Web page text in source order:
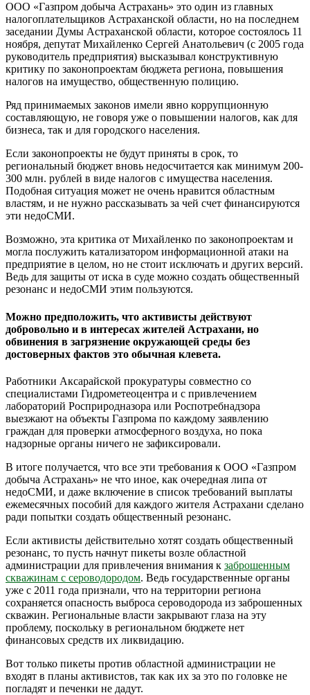
ООО «Газпром добыча Астрахань» это один из главных
налогоплательщиков Астраханской области, но на последнем
заседании Думы Астраханской области, которое состоялось 11
ноября, депутат Михайленко Сергей Анатольевич (с 2005 года
руководитель предприятия) высказывал конструктивную
критику по законопроектам бюджета региона, повышения
налогов на имущество, общественную полицию.
Ряд принимаемых законов имели явно коррупционную
составляющую, не говоря уже о повышении налогов, как для
бизнеса, так и для городского населения.
Если законопроекты не будут приняты в срок, то
региональный бюджет вновь недосчитается как минимум 200-
300 млн. рублей в виде налогов с имущества населения.
Подобная ситуация может не очень нравится областным
властям, и не нужно рассказывать за чей счет финансируются
эти недоСМИ.
Возможно, эта критика от Михайленко по законопроектам и
могла послужить катализатором информационной атаки на
предприятие в целом, но не стоит исключать и других версий.
Ведь для защиты от иска в суде можно создать общественный
резонанс и недоСМИ этим пользуются.
Можно предположить, что активисты действуют
добровольно и в интересах жителей Астрахани, но
обвинения в загрязнение окружающей среды без
достоверных фактов это обычная клевета.
Работники Аксарайской прокуратуры совместно со
специалистами Гидрометеоцентра и с привлечением
лабораторий Росприродназора или Роспотребнадзора
выезжают на объекты Газпрома по каждому заявлению
граждан для проверки атмосферного воздуха, но пока
надзорные органы ничего не зафиксировали.
В итоге получается, что все эти требования к ООО «Газпром
добыча Астрахань» не что иное, как очередная липа от
недоСМИ, и даже включение в список требований выплаты
ежемесячных пособий для каждого жителя Астрахани сделано
ради попытки создать общественный резонанс.
Если активисты действительно хотят создать общественный
резонанс, то пусть начнут пикеты возле областной
администрации для привлечения внимания к заброшенным
скважинам с сероводородом. Ведь государственные органы
уже с 2011 года признали, что на территории региона
сохраняется опасность выброса сероводорода из заброшенных
скважин. Региональные власти закрывают глаза на эту
проблему, поскольку в региональном бюджете нет
финансовых средств их ликвидацию.
Вот только пикеты против областной администрации не
входят в планы активистов, так как их за это по головке не
погладят и печенки не дадут.